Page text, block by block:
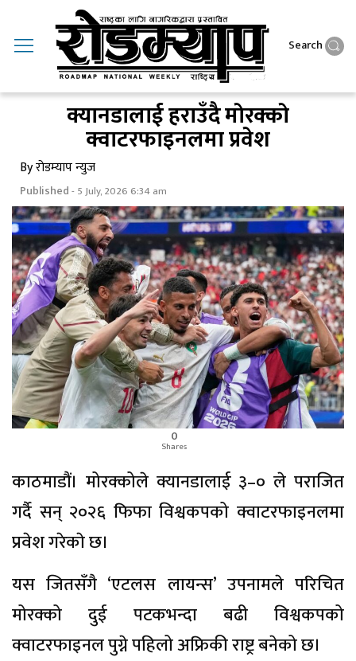
Search
क्यानडालाई हराउँदै माेरक्काे
क्वाटरफाइनलमा प्रवेश
By रोडम्याप न्युज
Published- 5 July, 2026 6:34 am
0
Shares
काठमाडौं। मोरक्कोले क्यानडालाई ३–० ले पराजित
गर्दै सन् २०२६ फिफा विश्वकपको क्वाटरफाइनलमा
प्रवेश गरेकाे छ।
यस जितसँगै ‘एटलस लायन्स’ उपनामले परिचित
मोरक्को दुई पटकभन्दा बढी विश्वकपको
क्वाटरफाइनल पुग्ने पहिलो अफ्रिकी राष्ट्र बनेको छ।